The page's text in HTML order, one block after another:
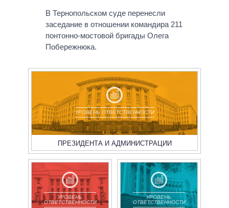
В Тернопольском суде перенесли
заседание в отношении командира 211
понтонно-мостовой бригады Олега
Побережнюка.
УРОВЕНЬ ОТВЕТСТВЕННОСТИ
ПРЕЗИДЕНТА И АДМИНИСТРАЦИИ
УРОВЕНЬ
ОТВЕТСТВЕННОСТИ
УРОВЕНЬ
ОТВЕТСТВЕННОСТИ